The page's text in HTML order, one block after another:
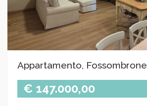
Appartamento, Fossombrone
€ 147.000,00